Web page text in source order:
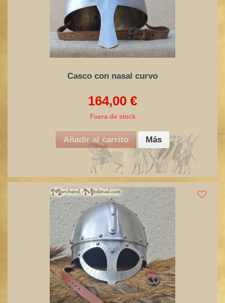
Casco con nasal curvo
164,00 €
Fuera de stock
Añadir al carrito Más